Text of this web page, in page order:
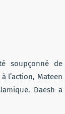
soupçonné de
l’action, Mateen
Daesh a